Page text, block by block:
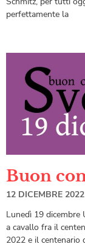
perfettamente la
Buon
12 DICEMBRE 2022
Lunedì 19 dicembre
a cavallo fra il
2022 e il centenario